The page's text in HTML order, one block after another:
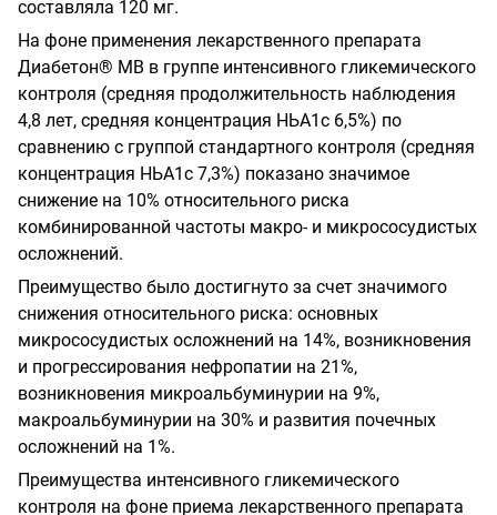
составляла 120 мг.
На фоне применения лекарственного препарата
Диабетон® МВ в группе интенсивного гликемического
контроля (средняя продолжительность наблюдения
4,8 лет, средняя концентрация НЬА1с 6,5%) по
сравнению с группой стандартного контроля (средняя
концентрация НЬА1с 7,3%) показано значимое
снижение на 10% относительного риска
комбинированной частоты макро- и микрососудистых
осложнений.
Преимущество было достигнуто за счет значимого
снижения относительного риска: основных
микрососудистых осложнений на 14%, возникновения
и прогрессирования нефропатии на 21%,
возникновения микроальбуминурии на 9%,
макроальбуминурии на 30% и развития почечных
осложнений на 1%.
Преимущества интенсивного гликемического
контроля на фоне приема лекарственного препарата